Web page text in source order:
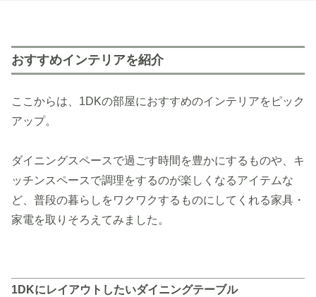
おすすめインテリアを紹介
ここからは、1DKの部屋におすすめのインテリアをピック
アップ。
ダイニングスペースで過ごす時間を豊かにするものや、キ
ッチンスペースで調理をするのが楽しくなるアイテムな
ど、普段の暮らしをワクワクするものにしてくれる家具・
家電を取りそろえてみました。
1DKにレイアウトしたいダイニングテーブル